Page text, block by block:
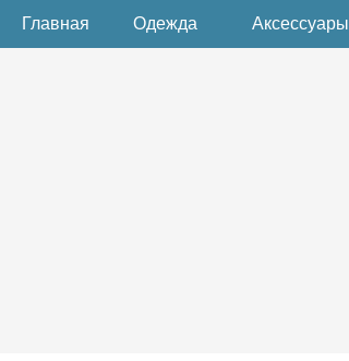
Главная Одежда Аксессуары